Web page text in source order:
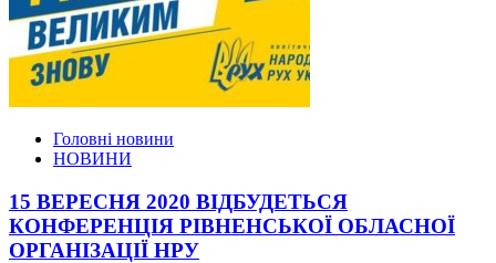
Головні новини
НОВИНИ
15 ВЕРЕСНЯ 2020 ВІДБУДЕТЬСЯ
КОНФЕРЕНЦІЯ РІВНЕНСЬКОЇ ОБЛАСНОЇ
ОРГАНІЗАЦІЇ НРУ